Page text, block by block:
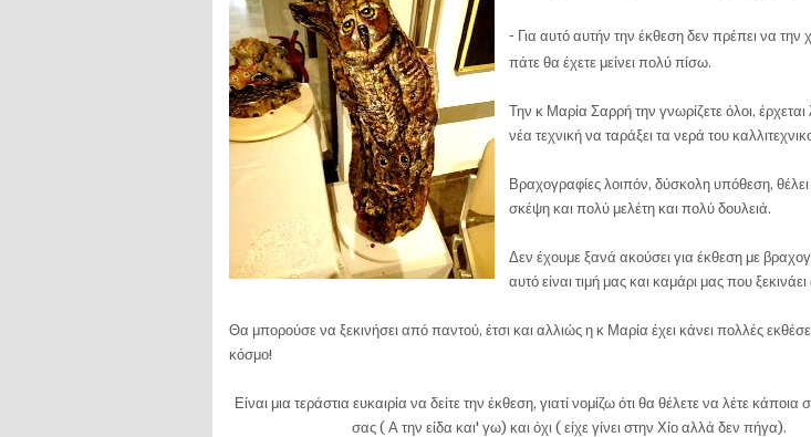
- Για αυτό αυτήν την έκθεση δεν πρέπει να την
πάτε θα έχετε μείνει πολύ πίσω.
Την κ Μαρία Σαρρή την γνωρίζετε όλοι, έρχεται
νέα τεχνική να ταράξει τα νερά του
Βραχογραφίες λοιπόν, δύσκολη υπόθεση,
σκέψη και πολύ μελέτη και πολύ δουλειά.
Δεν έχουμε ξανά ακούσει για έκθεση με
αυτό είναι τιμή μας και καμάρι μας που
Θα μπορούσε να ξεκινήσει από παντού, έτσι και αλλιώς η κ Μαρία έχει κάνει πολλές
κόσμο!
Είναι μια τεράστια ευκαιρία να δείτε την έκθεση, γιατί νομίζω ότι θα θέλετε να λέτε κάποια
σας ( Α την είδα και' γω) και όχι ( είχε γίνει στην Χίο αλλά δεν πήγα).